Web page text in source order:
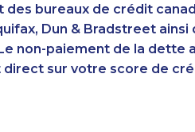
bureaux de crédit
Dun & Bradstreet ainsi
non-paiement de la dette
sur votre score de